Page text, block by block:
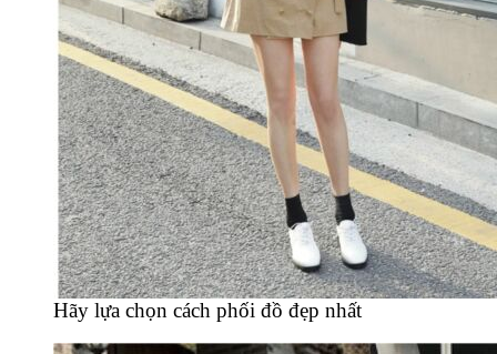
Hãy lựa chọn cách phối đồ đẹp nhất